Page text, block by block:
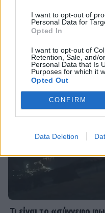
I want to opt-out of
Personal Data for
Opted In
I want to opt-out of
Retention, Sale, and/
Personal Data that Is
Purposes for which it
Opted Out
CONFIRM
Data Deletion
HOLLYWOOD
Νταγκ και Τζούλι Πιτ:
αλλιώτικη ζωή! Με τι
SHOWBIZ
Δήμητρα Κολλά:
αντιμετωπίζω τα πάντα
SHOWBIZ
Λάμπρος
του-«Xωρίς εσένα, σαν
DPG